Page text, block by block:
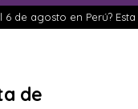
6 de agosto en Perú?
de